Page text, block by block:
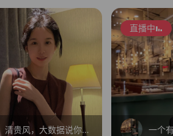
一个有趣的高品质直播间~
直播中